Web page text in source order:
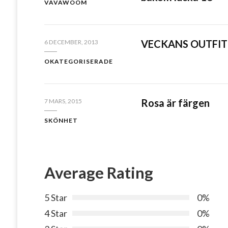
VAVAWOOM
6 DECEMBER, 2013
OKATEGORISERADE
VECKANS OUTFIT
7 MARS, 2015
SKÖNHET
Rosa är färgen
Average Rating
5 Star
0%
4 Star
0%